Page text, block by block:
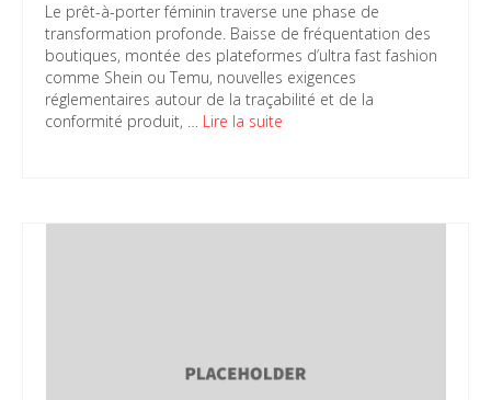
Le prêt-à-porter féminin traverse une phase de
transformation profonde. Baisse de fréquentation des
boutiques, montée des plateformes d’ultra fast fashion
comme Shein ou Temu, nouvelles exigences
réglementaires autour de la traçabilité et de la
conformité produit, … Lire la suite